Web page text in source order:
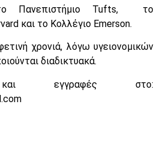
Πανεπιστήμιο Tufts, το
και το Κολλέγιο Emerson.
χρονιά, λόγω υγειονομικών
διαδικτυακά.
και εγγραφές στο: